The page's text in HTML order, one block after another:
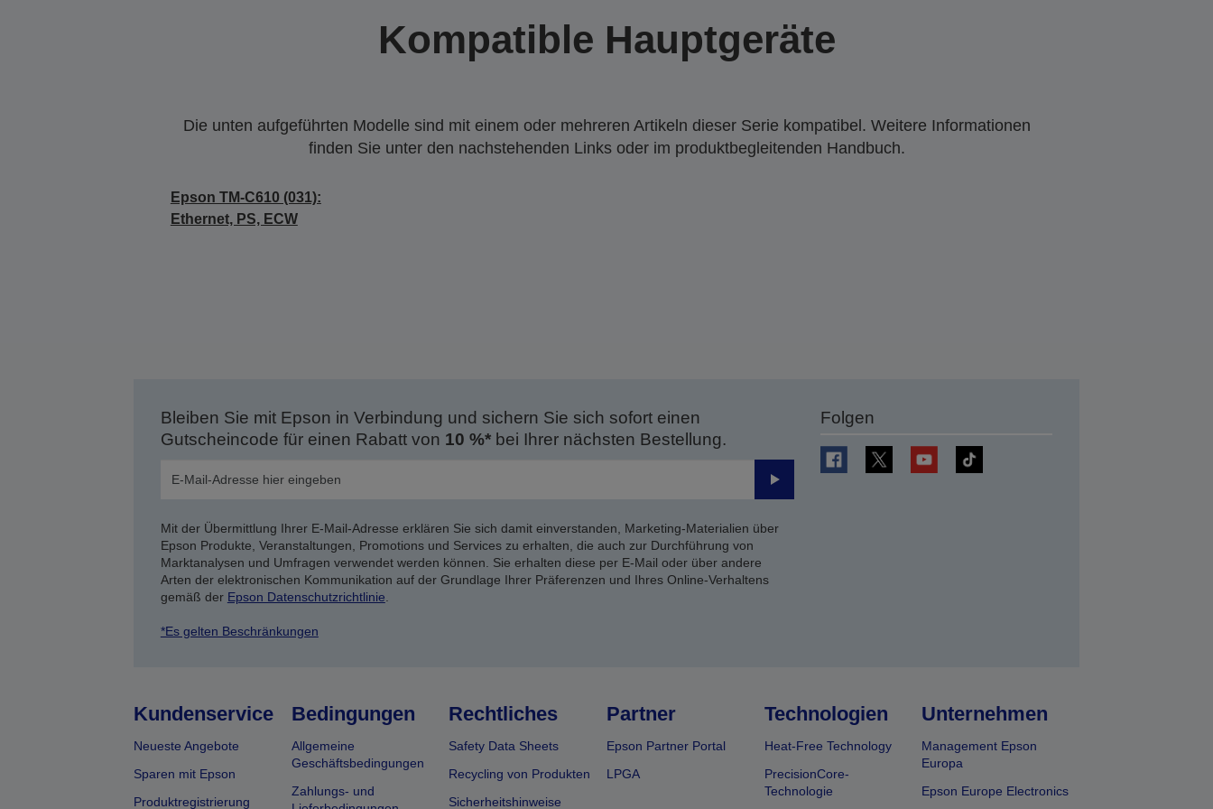
Kompatible Hauptgeräte
Die unten aufgeführten Modelle sind mit einem oder mehreren Artikeln dieser Serie kompatibel. Weitere Informationen
finden Sie unter den nachstehenden Links oder im produktbegleitenden Handbuch.
Epson TM-C610 (031):
Ethernet, PS, ECW
Bleiben Sie mit Epson in Verbindung und sichern Sie sich sofort einen
Gutscheincode für einen Rabatt von 10 %*bei Ihrer nächsten Bestellung.
Senden
Mit der Übermittlung Ihrer E-Mail-Adresse erklären Sie sich damit einverstanden, Marketing-Materialien über
Epson Produkte, Veranstaltungen, Promotions und Services zu erhalten, die auch zur Durchführung von
Marktanalysen und Umfragen verwendet werden können. Sie erhalten diese per E-Mail oder über andere
Arten der elektronischen Kommunikation auf der Grundlage Ihrer Präferenzen und Ihres Online-Verhaltens
gemäß der Epson Datenschutzrichtlinie
*Es gelten Beschränkungen
Folgen
Kundenservice
Neueste Angebote
Sparen mit Epson
Produktregistrierung
Bedingungen
Allgemeine
Geschäftsbedingungen
Zahlungs- und
Rechtliches
Safety Data Sheets
Recycling von Produkten
Sicherheitshinweise
Partner
Epson Partner Portal
LPGA
Technologien
Heat-Free Technology
PrecisionCore-
Technologie
Unternehmen
Management Epson
Europa
Epson Europe Electronics